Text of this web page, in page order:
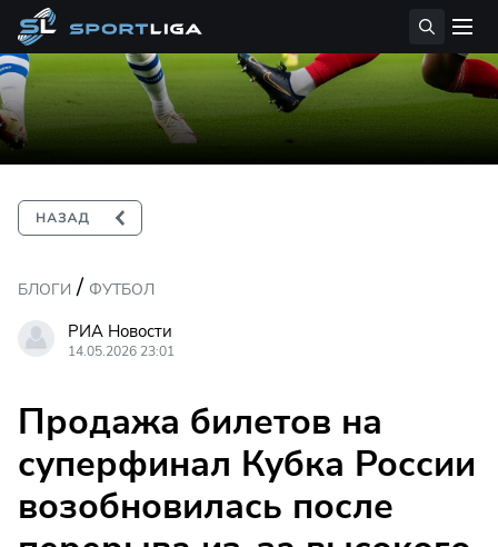
БЛОГИ / ФУТБОЛ
РИА Новости
14.05.2026 23:01
Продажа билетов на
суперфинал Кубка России
возобновилась после